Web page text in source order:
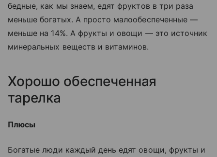
бедные, как мы знаем, едят фруктов в три раза
меньше богатых. А просто малообеспеченные —
меньше на 14%. А фрукты и овощи — это источник
минеральных веществ и витаминов.
Хорошо обеспеченная
тарелка
Плюсы
Богатые люди каждый день едят овощи, фрукты и